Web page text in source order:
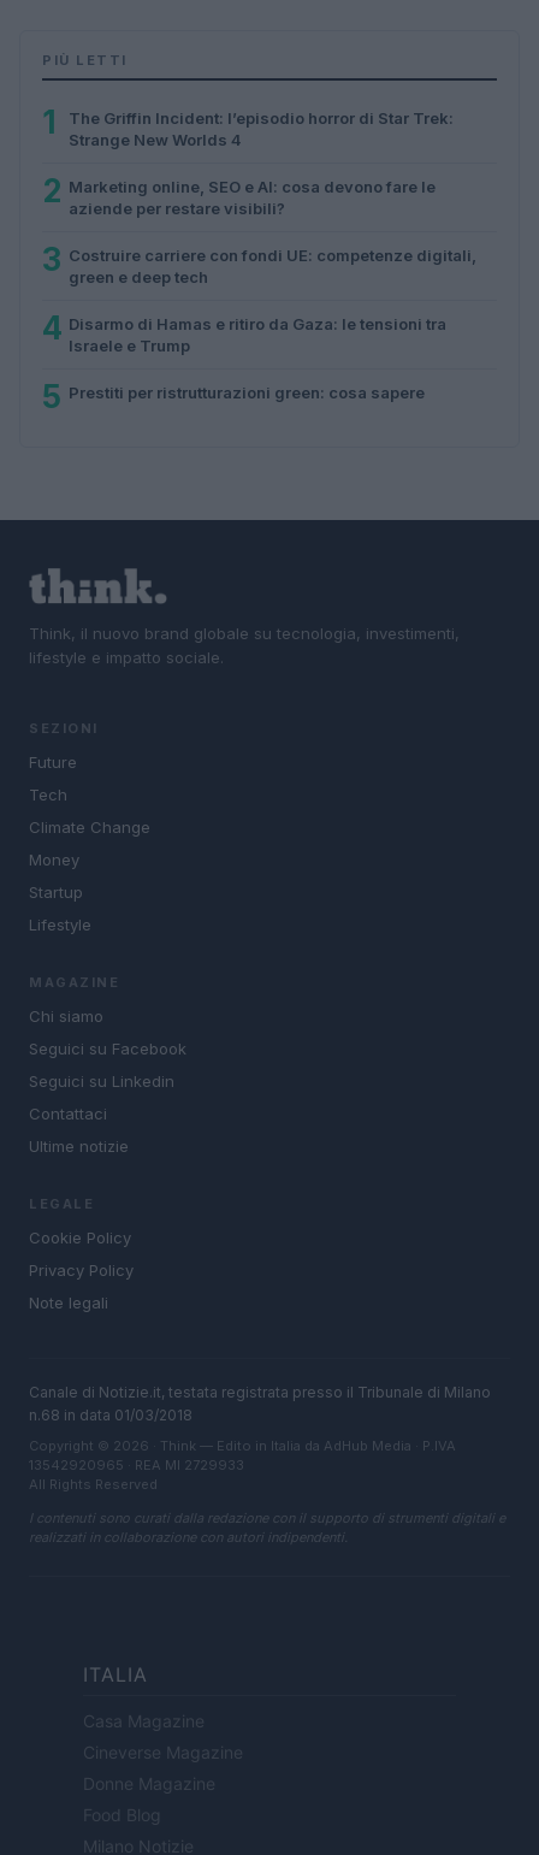
PIÙ LETTI
1
The Griffin Incident: l’episodio horror di Star Trek:
Strange New Worlds 4
2 Marketing online, SEO e AI: cosa devono fare le
aziende per restare visibili?
3 Costruire carriere con fondi UE: competenze digitali,
green e deep tech
4 Disarmo di Hamas e ritiro da Gaza: le tensioni tra
Israele e Trump
5 Prestiti per ristrutturazioni green: cosa sapere
Think, il nuovo brand globale su tecnologia, investimenti,
lifestyle e impatto sociale.
SEZIONI
Future
Tech
Climate Change
Money
Startup
Lifestyle
MAGAZINE
Chi siamo
Seguici su Facebook
Seguici su Linkedin
Contattaci
Ultime notizie
LEGALE
Cookie Policy
Privacy Policy
Note legali
Canale di Notizie.it, testata registrata presso il Tribunale di Milano
n.68 in data 01/03/2018
Copyright © 2026 · Think — Edito in Italia da AdHub Media · P.IVA
13542920965 · REA MI 2729933
All Rights Reserved
I contenuti sono curati dalla redazione con il supporto di strumenti digitali e
realizzati in collaborazione con autori indipendenti.
ITALIA
Casa Magazine
Cineverse Magazine
Donne Magazine
Food Blog
Milano Notizie